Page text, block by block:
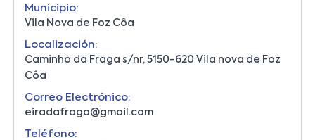
Municipio:
Vila Nova de Foz Côa
Localización:
Caminho da Fraga s/nr, 5150-620 Vila nova de Foz
Côa
Correo Electrónico:
eiradafraga@gmail.com
Teléfono: